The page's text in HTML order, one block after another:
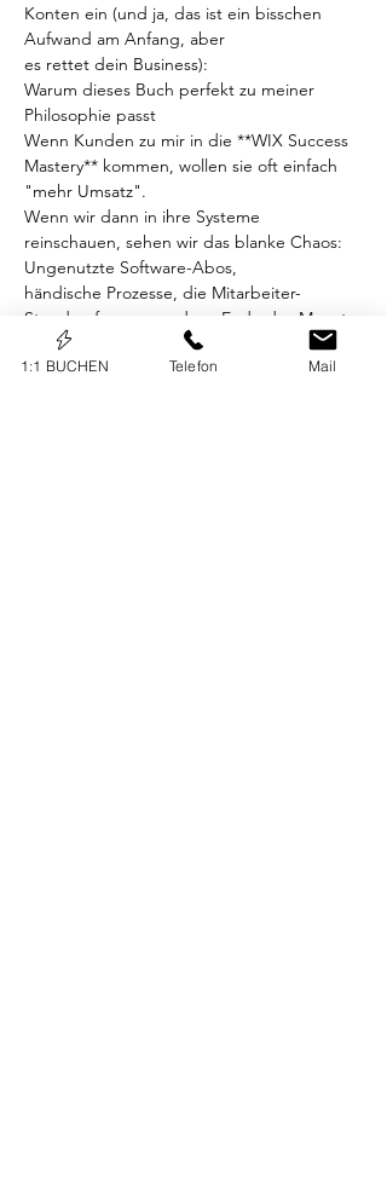
Konten ein (und ja, das ist ein bisschen
Aufwand am Anfang, aber
es rettet dein Business):
Warum dieses Buch perfekt zu meiner
Philosophie passt
Wenn Kunden zu mir in die **WIX Success
Mastery** kommen, wollen sie oft einfach
"mehr Umsatz".
Wenn wir dann in ihre Systeme
reinschauen, sehen wir das blanke Chaos:
Ungenutzte Software-Abos,
händische Prozesse, die Mitarbeiter-
Stunden fressen, und am Ende des Monats
bleibt trotz harter Arbeit
kaum Liquidität.
1:1 BUCHEN Telefon Mail